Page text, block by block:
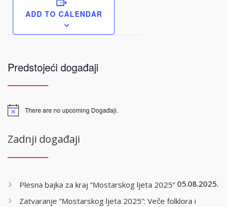
ADD TO CALENDAR
Predstojeći događaji
There are no upcoming Događaji.
Zadnji događaji
Plesna bajka za kraj “Mostarskog ljeta 2025” 05.08.2025.
Zatvaranje “Mostarskog ljeta 2025”: Veče folklora i